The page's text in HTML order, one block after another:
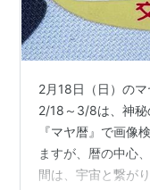
2月18日（日）の
2/18～3/8は、神秘
『マヤ暦』で画像
ますが、暦の中心
間は、宇宙と繋が